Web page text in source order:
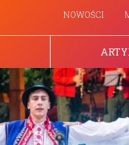
NOWOŚCI